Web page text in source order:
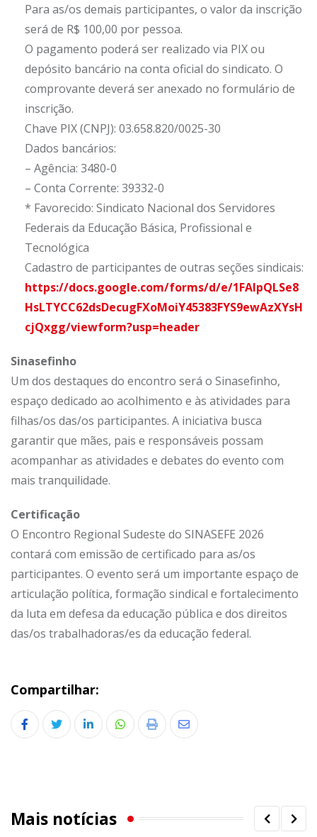
Para as/os demais participantes, o valor da inscrição
será de R$ 100,00 por pessoa.
O pagamento poderá ser realizado via PIX ou
depósito bancário na conta oficial do sindicato. O
comprovante deverá ser anexado no formulário de
inscrição.
Chave PIX (CNPJ): 03.658.820/0025-30
Dados bancários:
– Agência: 3480-0
– Conta Corrente: 39332-0
* Favorecido: Sindicato Nacional dos Servidores
Federais da Educação Básica, Profissional e
Tecnológica
Cadastro de participantes de outras seções sindicais:
https://docs.google.com/forms/d/e/1FAIpQLSe8
HsLTYCC62dsDecugFXoMoiY45383FYS9ewAzXYsH
cjQxgg/viewform?usp=header
Sinasefinho
Um dos destaques do encontro será o Sinasefinho,
espaço dedicado ao acolhimento e às atividades para
filhas/os das/os participantes. A iniciativa busca
garantir que mães, pais e responsáveis possam
acompanhar as atividades e debates do evento com
mais tranquilidade.
Certificação
O Encontro Regional Sudeste do SINASEFE 2026
contará com emissão de certificado para as/os
participantes. O evento será um importante espaço de
articulação política, formação sindical e fortalecimento
da luta em defesa da educação pública e dos direitos
das/os trabalhadoras/es da educação federal.
Compartilhar:
LinkedInWhatsapp
Print
Share
Mais notícias